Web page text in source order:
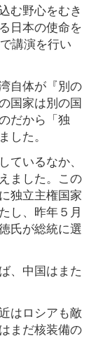
む野心をむき
日本の使命を
講演を行い
自体が『別の
国家は別の国
だから「独
した。
いるなか、
ました。この
独立主権国家
し、昨年５月
氏が総統に選
、中国はまた
はロシアも敵
まだ核装備の